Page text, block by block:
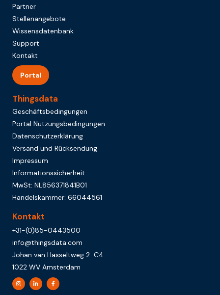
Partner
Stellenangebote
Wissensdatenbank
Support
Kontakt
Portal
Thingsdata
Geschäftsbedingungen
Portal Nutzungsbedingungen
Datenschutzerklärung
Versand und Rücksendung
Impressum
Informationssicherheit
MwSt: NL856371841B01
Handelskammer: 66044561
Kontakt
+31-(0)85-0443500
info@thingsdata.com
Johan van Hasseltweg 2-C4
1022 WV Amsterdam